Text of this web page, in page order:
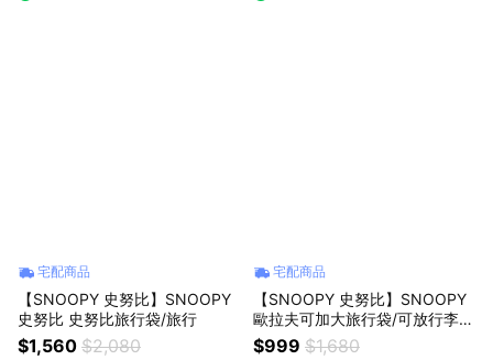
宅配商品
【SNOOPY 史努比】SNOOPY
史努比 史努比旅行袋/旅行
$1,560 $2,080
宅配商品
【SNOOPY 史努比】SNOOPY
歐拉夫可加大旅行袋/可放行李箱
上
$999 $1,680